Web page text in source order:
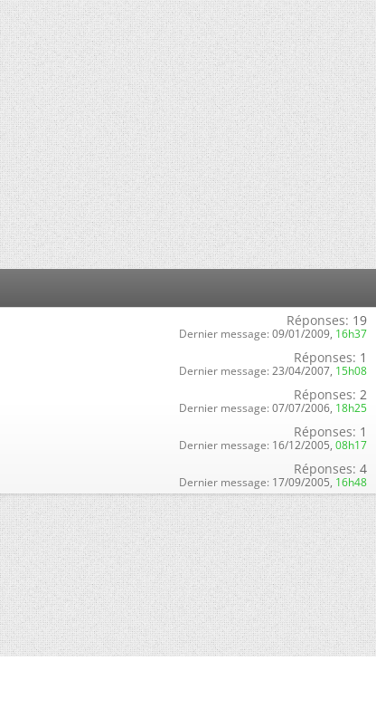
Réponses: 19
Dernier message: 09/01/2009, 16h37
Réponses: 1
Dernier message: 23/04/2007, 15h08
Réponses: 2
Dernier message: 07/07/2006, 18h25
Réponses: 1
Dernier message: 16/12/2005, 08h17
Réponses: 4
Dernier message: 17/09/2005, 16h48